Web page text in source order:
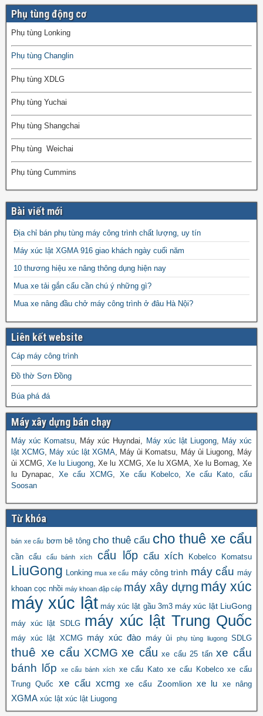
Phụ tùng động cơ
Phụ tùng Lonking
Phụ tùng Changlin
Phụ tùng XDLG
Phụ tùng Yuchai
Phụ tùng Shangchai
Phụ tùng Weichai
Phụ tùng Cummins
Bài viết mới
Địa chỉ bán phụ tùng máy công trình chất lượng, uy tín
Máy xúc lật XGMA 916 giao khách ngày cuối năm
10 thương hiệu xe nâng thông dụng hiện nay
Mua xe tải gắn cẩu cần chú ý những gì?
Mua xe nâng đầu chở máy công trình ở đâu Hà Nội?
Liên kết website
Cáp máy công trình
Đồ thờ Sơn Đồng
Búa phá đá
Máy xây dựng bán chạy
Máy xúc Komatsu , Máy xúc Huyndai, Máy xúc lật Liugong, Máy xúc
lật XCMG Máy xúc lật XGMA, Máy ủi Komatsu, Máy ủi Liugong, Máy
ủi XCMG,Xe lu Liugong , Xe lu XCMG, Xe lu XGMA, Xe lu Bomag, Xe
lu Dynapac, Xe cẩu XCMG Xe cẩu Kobelco Xe cẩu Kato
cẩu
Soosan
Từ khóa
bán xe cẩu bơm bê tông cho thuê cẩu cho thuê xe cẩu
cần cẩu cẩu bánh xích cẩu lốp cẩu xích Kobelco Komatsu
LiuGong Lonking mua xe cẩu máy công trình máy cẩu máy
khoan cọc nhồi máy khoan đập cáp máy xây dựng máy xúc
máy xúc lật máy xúc lật gầu 3m3 máy xúc lật LiuGong
máy xúc lật SDLG máy xúc lật Trung Quốc
máy xúc lật XCMG máy xúc đào máy ủi phụ tùng liugong SDLG
thuê xe cẩu XCMG xe cẩu xe cẩu 25 tấn xe cẩu
bánh lốp
xe cẩu bánh xích xe cẩu Kato xe cẩu Kobelco xe cẩu
Trung Quốc
xe cẩu xcmg xe cẩu Zoomlion xe lu xe nâng
XGMA xúc lật xúc lật Liugong